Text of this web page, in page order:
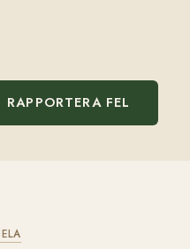
RAPPORTERA FEL